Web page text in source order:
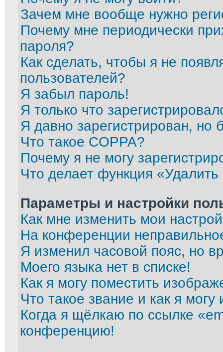
Зачем мне вообще нужно
Почему мне периодически
пароля?
Как сделать, чтобы я не
пользователей?
Я забыл пароль!
Я только что
Я давно зарегистрирован, но
Что такое COPPA?
Почему я не могу
Что делает функция
Параметры и настройки
Как мне изменить мои
На конференции
Я изменил часовой пояс, но
Моего языка нет в списке!
Как я могу поместить
Что такое звание и как я могу
Когда я щёлкаю по ссылке
конференцию!